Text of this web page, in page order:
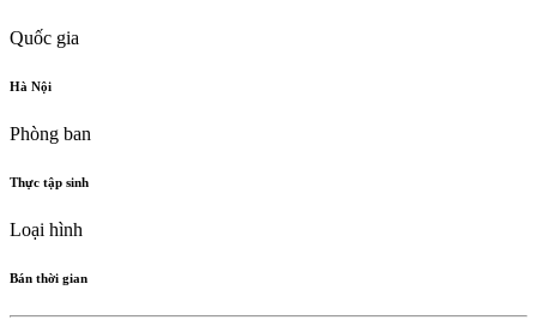
Quốc gia
Hà Nội
Phòng ban
Thực tập sinh
Loại hình
Bán thời gian